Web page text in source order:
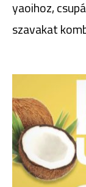
yaoihoz,
szavakat